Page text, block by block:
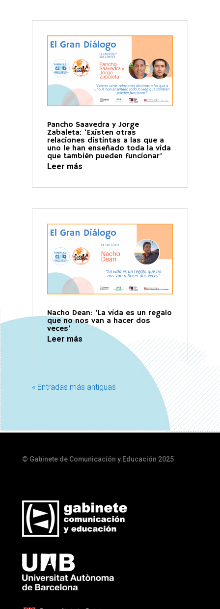
Pancho Saavedra y Jorge
Zabaleta: ‘Existen otras
relaciones distintas a las que a
uno le han enseñado toda la vida
que también pueden funcionar’
Leer más
Nacho Dean: ‘La vida es un regalo
que no nos van a hacer dos
veces’
Leer más
« Entradas más antiguas
© Gabinete de Comunicación y Educación 2025